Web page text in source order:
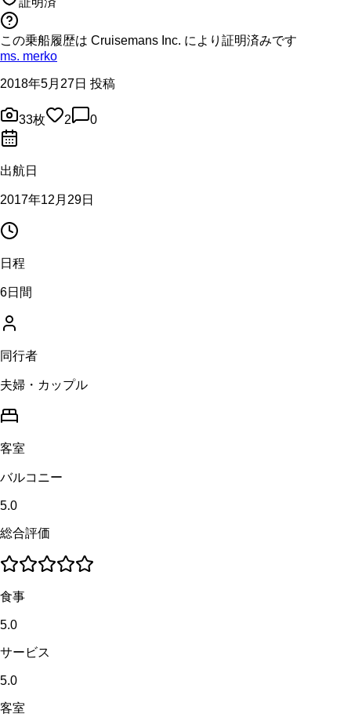
この乗船履歴は Cruisemans Inc. により証明済みです
ms. merko
2018年5月27日 投稿
33枚 2 0
出航日
2017年12月29日
日程
6日間
同行者
夫婦・カップル
客室
バルコニー
5.0
総合評価
食事
5.0
サービス
5.0
客室